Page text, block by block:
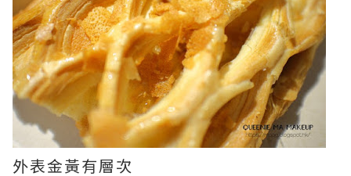
外表金黃有層次